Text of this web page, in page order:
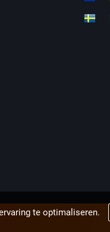
te optimaliseren.